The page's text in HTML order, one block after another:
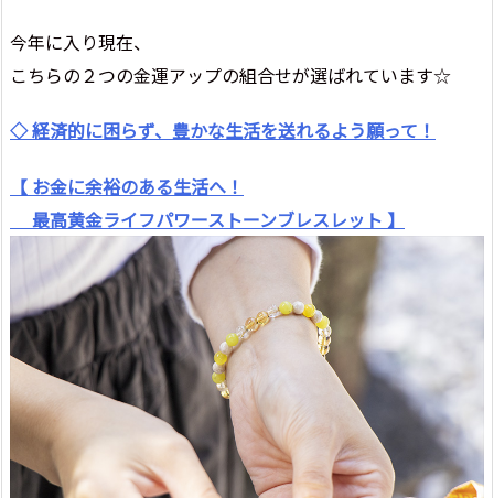
今年に入り現在、
こちらの２つの金運アップの組合せが選ばれています☆
◇ 経済的に困らず、豊かな生活を送れるよう願って！
【 お金に余裕のある生活へ！
最高黄金ライフパワーストーンブレスレット 】